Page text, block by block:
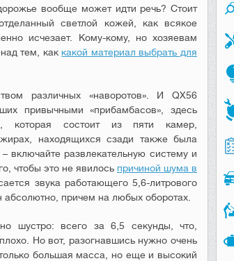
вообще может идти речь? Стоит
светлой кожей, как всякое
исчезает. Кому-кому, но хозяевам
тем, как какой материал выбрать для
различных «наворотов». И QX56
привычными «прибамбасов», здесь
которая состоит из пяти камер,
находящихся сзади также была
включайте развлекательную систему и
чтобы это не явилось причиной шума в
звука работающего 5,6-литрового
причем на любых оборотах.
шустро: всего за 6,5 секунды, что,
Но вот, разогнавшись нужно очень
большая масса, но еще и высокий